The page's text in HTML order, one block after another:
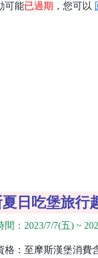
可能已過期 ，您可以
夏日吃堡旅行
間：2023/7/7(五) ~
格：至摩斯漢堡消費